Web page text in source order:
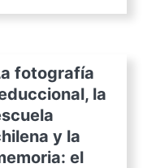
fotografía
la
y la
el